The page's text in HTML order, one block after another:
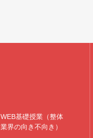
WEB基礎授業（整体
業界の向き不向き）